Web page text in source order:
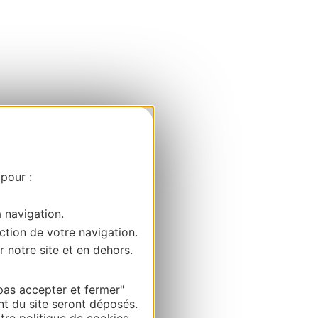
:
navigation.
de votre navigation.
notre site et en dehors.
accepter et fermer"
du site seront déposés.